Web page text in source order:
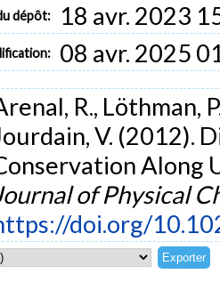
dépôt: 18 avr. 2023
08 avr. 2025
R., Löthman,
V. (2012).
Along
of Physical
doi.org/